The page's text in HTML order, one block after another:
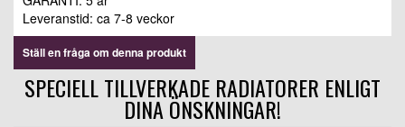
Leveranstid: ca 7-8 veckor
Ställ en fråga om denna produkt
SPECIELL TILLVERKADE RADIATORER ENLIGT
DINA ÖNSKNINGAR!